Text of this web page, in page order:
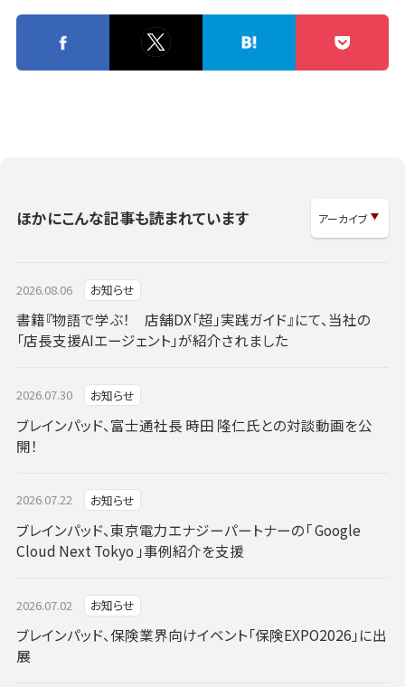
ほかにこんな記事も読まれています
2026.08.06 お知らせ
書籍『物語で学ぶ！ 店舗DX「超」実践ガイド』にて、当社の
「店長支援AIエージェント」が紹介されました
2026.07.30 お知らせ
ブレインパッド、富士通社長 時田 隆仁氏との対談動画を公
開！
2026.07.22 お知らせ
ブレインパッド、東京電力エナジーパートナーの「 Google
Cloud Next Tokyo 」事例紹介を支援
2026.07.02 お知らせ
ブレインパッド、保険業界向けイベント「保険EXPO2026」に出
展